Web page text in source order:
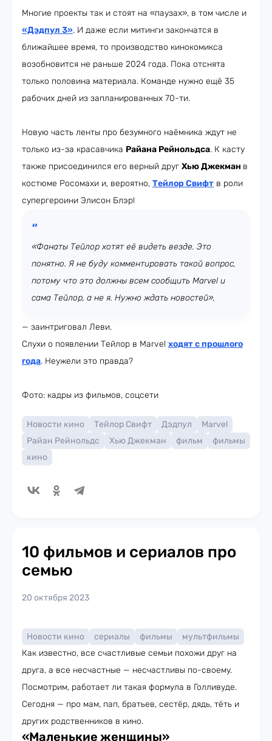
Многие проекты так и стоят на «паузах», в том числе и
«Дэдпул 3». И даже если митинги закончатся в
ближайшее время, то производство кинокомикса
возобновится не раньше 2024 года. Пока отснята
только половина материала. Команде нужно ещё 35
рабочих дней из запланированных 70-ти.
Новую часть ленты про безумного наёмника ждут не
только из-за красавчика Райана Рейнольдса. К касту
также присоединился его верный друг Хью Джекман в
костюме Росомахи и, вероятно, Тейлор Свифт в роли
супергероини Элисон Блэр!
«Фанаты Тейлор хотят её видеть везде. Это
понятно. Я не буду комментировать такой вопрос,
потому что это должны всем сообщить Marvel и
сама Тейлор, а не я. Нужно ждать новостей»,
— заинтриговал Леви.
Слухи о появлении Тейлор в Marvel ходят с прошлого
года. Неужели это правда?
Фото: кадры из фильмов, соцсети
Новости кино Тейлор Свифт Дэдпул
Marvel
Райан Рейнольдс
Хью Джекман фильм
фильмы
кино
10 фильмов и сериалов про
семью
20 октября 2023
Новости кино сериалы фильмы
мультфильмы
Как известно, все счастливые семьи похожи друг на
друга, а все несчастные — несчастливы по-своему.
Посмотрим, работает ли такая формула в Голливуде.
Сегодня — про мам, пап, братьев, сестёр, дядь, тёть и
других родственников в кино.
«Маленькие женщины»